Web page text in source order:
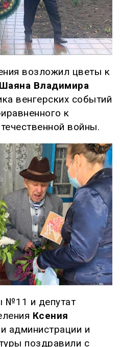
возложил цветы к
Шаяна Владимира
венгерских событий
к
войны.
№11 и депутат
Ксения
администрации и
поздравили с